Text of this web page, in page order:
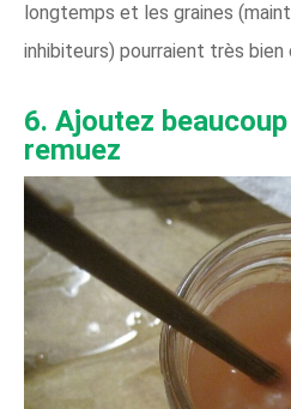
longtemps et les graines
inhibiteurs) pourraient très bien
6. Ajoutez
remuez